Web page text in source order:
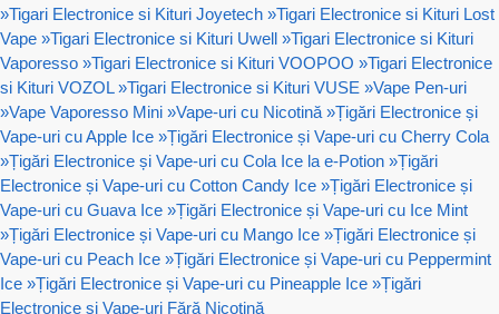
»Tigari Electronice si Kituri Joyetech »Tigari Electronice si Kituri Lost
Vape »Tigari Electronice si Kituri Uwell »Tigari Electronice si Kituri
Vaporesso »Tigari Electronice si Kituri VOOPOO »Tigari Electronice
si Kituri VOZOL »Tigari Electronice si Kituri VUSE »Vape Pen-uri
»Vape Vaporesso Mini »Vape-uri cu Nicotină »Țigări Electronice și
Vape-uri cu Apple Ice »Țigări Electronice și Vape-uri cu Cherry Cola
»Țigări Electronice și Vape-uri cu Cola Ice la e-Potion »Țigări
Electronice și Vape-uri cu Cotton Candy Ice »Țigări Electronice și
Vape-uri cu Guava Ice »Țigări Electronice și Vape-uri cu Ice Mint
»Țigări Electronice și Vape-uri cu Mango Ice »Țigări Electronice și
Vape-uri cu Peach Ice »Țigări Electronice și Vape-uri cu Peppermint
Ice »Țigări Electronice și Vape-uri cu Pineapple Ice »Țigări
Electronice și Vape-uri Fără Nicotină